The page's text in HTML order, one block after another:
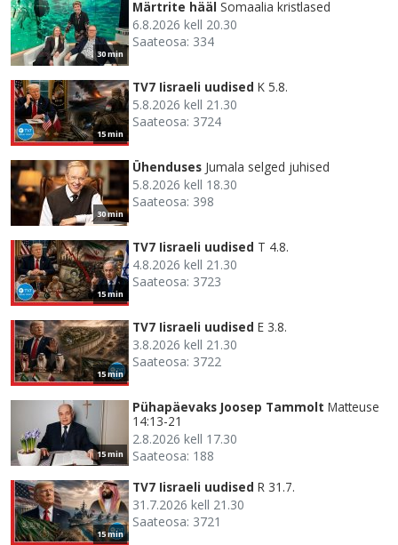
30 min
Märtrite hääl Somaalia kristlased
6.8.2026 kell 20.30
Saateosa: 334
15 min
TV7 Iisraeli uudised K 5.8.
5.8.2026 kell 21.30
Saateosa: 3724
30 min
Ühenduses Jumala selged juhised
5.8.2026 kell 18.30
Saateosa: 398
15 min
TV7 Iisraeli uudised T 4.8.
4.8.2026 kell 21.30
Saateosa: 3723
15 min
TV7 Iisraeli uudised E 3.8.
3.8.2026 kell 21.30
Saateosa: 3722
15 min
Pühapäevaks Joosep Tammolt Matteuse
14:13-21
2.8.2026 kell 17.30
Saateosa: 188
15 min
TV7 Iisraeli uudised R 31.7.
31.7.2026 kell 21.30
Saateosa: 3721